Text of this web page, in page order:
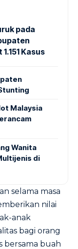
pada
Kasus
Malaysia
Wanita
di
selama masa
nilai
anak
bagi orang
bersama buah